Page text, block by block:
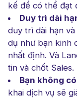
kế để có thể đạt
Duy trì dài
duy trì dài hạn
dụ như bạn kinh
nhất định. Và
tin và chốt Sales.
Bạn không
khai dịch vụ sẽ